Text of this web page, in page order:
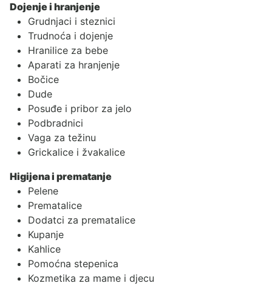
Dojenje i hranjenje
Grudnjaci i steznici
Trudnoća i dojenje
Hranilice za bebe
Aparati za hranjenje
Bočice
Dude
Posuđe i pribor za jelo
Podbradnici
Vaga za težinu
Grickalice i žvakalice
Higijena i prematanje
Pelene
Prematalice
Dodatci za prematalice
Kupanje
Kahlice
Pomoćna stepenica
Kozmetika za mame i djecu